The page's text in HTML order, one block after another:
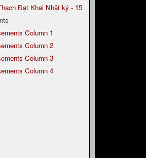
Đạt Khai Nhật ký - 15
Column 1
Column 2
Column 3
Column 4